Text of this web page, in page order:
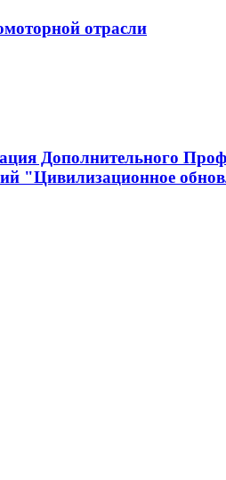
отрасли
Дополнительного
"Цивилизационное